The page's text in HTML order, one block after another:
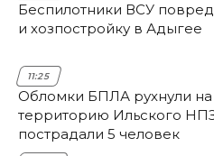
Беспилотники ВСУ
и хозпостройку в Адыгее
11:25
Обломки БПЛА рухнули на
территорию Ильского НПЗ
пострадали 5 человек